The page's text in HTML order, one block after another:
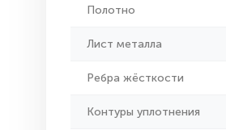
Полотно
Лист металла
Ребра жёсткости
Контуры уплотнения